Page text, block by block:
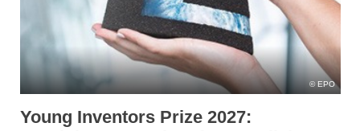
EPO
Young Inventors Prize 2027: